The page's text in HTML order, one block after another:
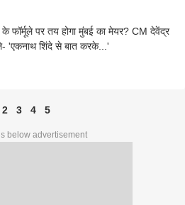
के फॉर्मूले पर तय होगा मुंबई का मेयर? CM देवेंद्र
'एकनाथ शिंदे से बात करके...'
2 3 4 5
below advertisement